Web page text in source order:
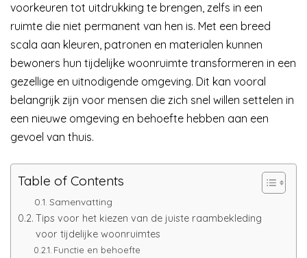
voorkeuren tot uitdrukking te brengen, zelfs in een
ruimte die niet permanent van hen is. Met een breed
scala aan kleuren, patronen en materialen kunnen
bewoners hun tijdelijke woonruimte transformeren in een
gezellige en uitnodigende omgeving. Dit kan vooral
belangrijk zijn voor mensen die zich snel willen settelen in
een nieuwe omgeving en behoefte hebben aan een
gevoel van thuis.
Table of Contents
Samenvatting
Tips voor het kiezen van de juiste raambekleding
voor tijdelijke woonruimtes
Functie en behoefte